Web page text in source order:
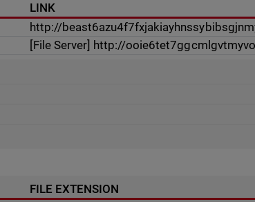
LINK
http://
[File Server] http://
FILE EXTENSION